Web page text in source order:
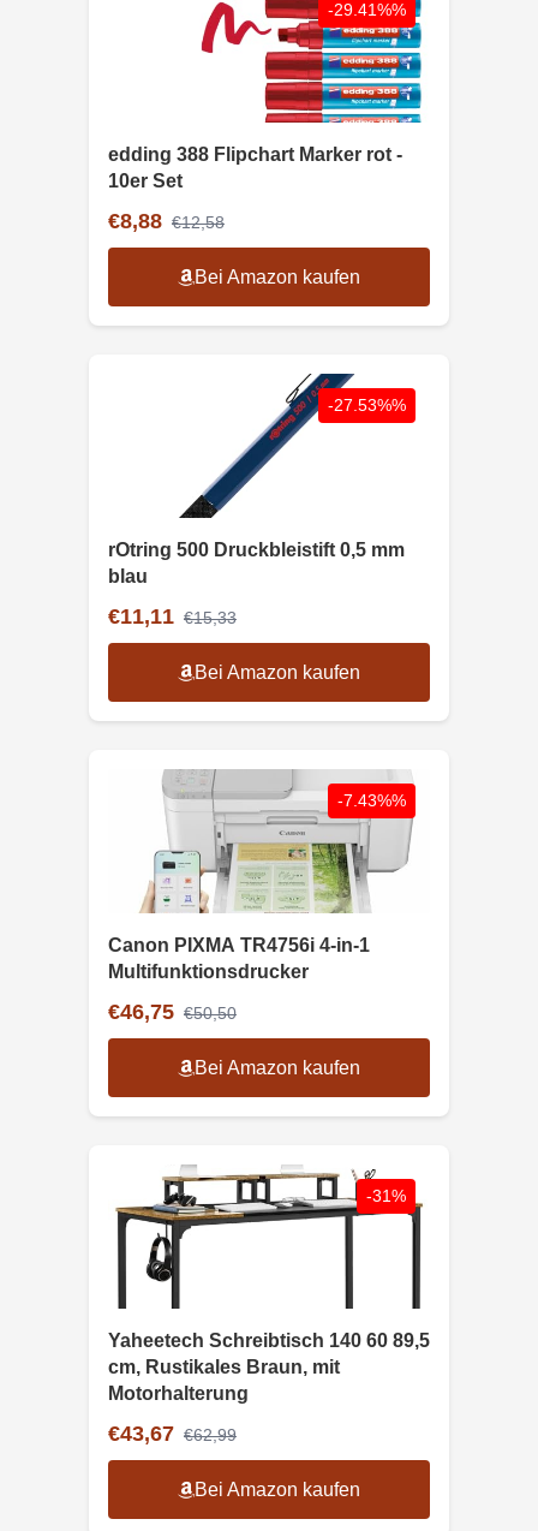
-29.41%%
edding 388 Flipchart Marker rot -
10er Set
€8,88 €12,58
Bei Amazon kaufen
-27.53%%
rOtring 500 Druckbleistift 0,5 mm
blau
€11,11 €15,33
Bei Amazon kaufen
-7.43%%
Canon PIXMA TR4756i 4-in-1
Multifunktionsdrucker
€46,75 €50,50
Bei Amazon kaufen
-31%
Yaheetech Schreibtisch 140 60 89,5
cm, Rustikales Braun, mit
Motorhalterung
€43,67 €62,99
Bei Amazon kaufen